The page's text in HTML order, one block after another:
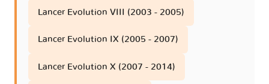
Lancer Evolution VIII (2003 - 2005)
Lancer Evolution IX (2005 - 2007)
Lancer Evolution X (2007 - 2014)